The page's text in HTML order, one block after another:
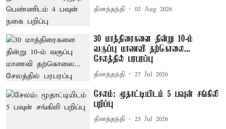
தினத்தந்தி 02 Aug 2026
30 மாத்திரைகளை தின்று 10-ம்
வகுப்பு மாணவி தற்கொலை...
சேலத்தில் பரபரப்பு
தினத்தந்தி 27 Jul 2026
சேலம்: மூதாட்டியிடம் 5 பவுன் சங்கிலி
பறிப்பு
தினத்தந்தி 25 Jul 2026